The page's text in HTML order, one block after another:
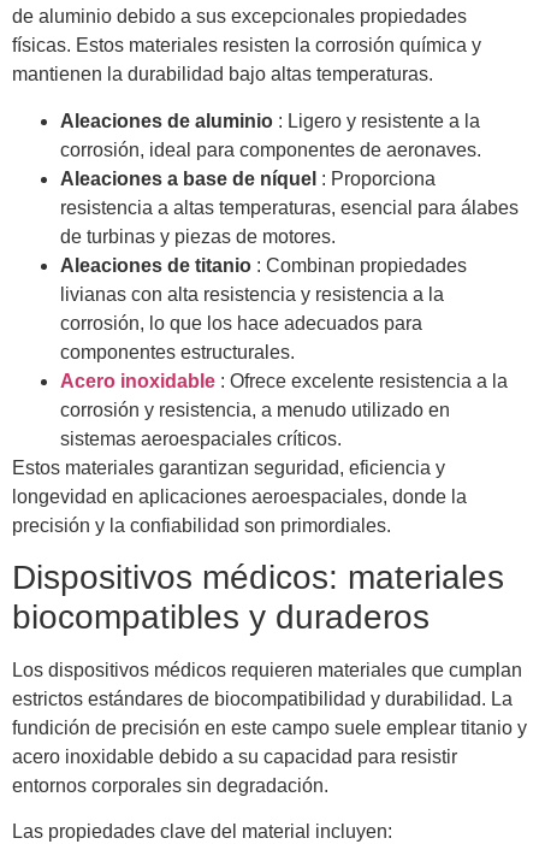
de aluminio debido a sus excepcionales propiedades
físicas. Estos materiales resisten la corrosión química y
mantienen la durabilidad bajo altas temperaturas.
Aleaciones de aluminio : Ligero y resistente a la
corrosión, ideal para componentes de aeronaves.
Aleaciones a base de níquel : Proporciona
resistencia a altas temperaturas, esencial para álabes
de turbinas y piezas de motores.
Aleaciones de titanio : Combinan propiedades
livianas con alta resistencia y resistencia a la
corrosión, lo que los hace adecuados para
componentes estructurales.
Acero inoxidable : Ofrece excelente resistencia a la
corrosión y resistencia, a menudo utilizado en
sistemas aeroespaciales críticos.
Estos materiales garantizan seguridad, eficiencia y
longevidad en aplicaciones aeroespaciales, donde la
precisión y la confiabilidad son primordiales.
Dispositivos médicos: materiales
biocompatibles y duraderos
Los dispositivos médicos requieren materiales que cumplan
estrictos estándares de biocompatibilidad y durabilidad. La
fundición de precisión en este campo suele emplear titanio y
acero inoxidable debido a su capacidad para resistir
entornos corporales sin degradación.
Las propiedades clave del material incluyen: